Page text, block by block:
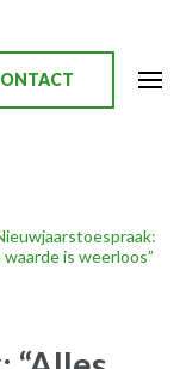
waarde is weerloos”